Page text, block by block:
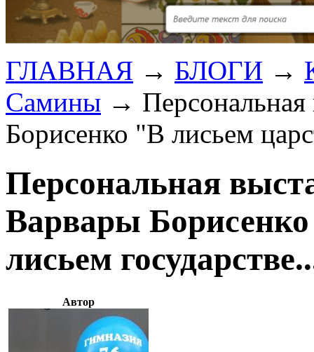
ГЛАВНАЯ → БЛОГИ →
Самины →
Борисенко "В лисьем
Персональная
Варвары
лисьем
Автор